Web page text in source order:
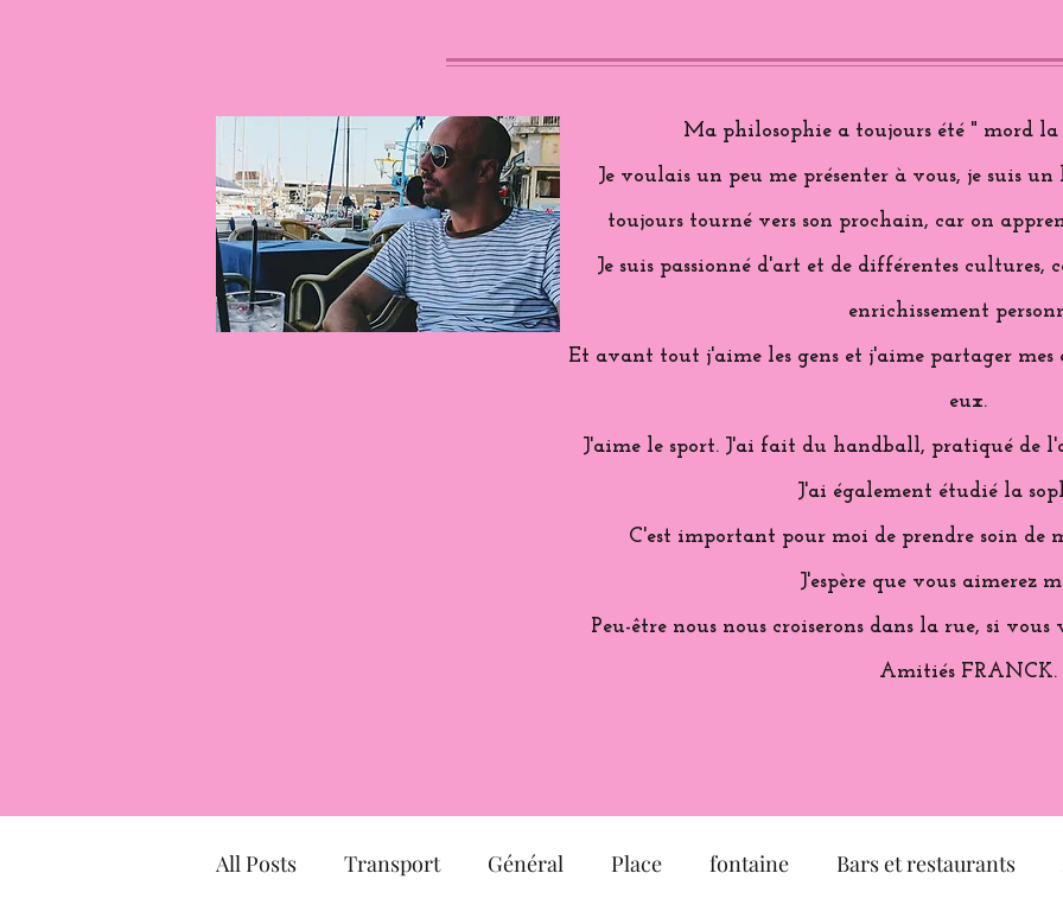
Ma philosophie a toujours été " mord
Je voulais un peu me présenter à vous, je suis
toujours tourné vers son prochain, car on
Je suis passionné d'art et de différentes cultures,
enrichissement
Et avant tout j'aime les gens et j'aime partager mes
eux.
J'aime le sport. J'ai fait du handball, pratiqué de
J'ai également étudié la
C'est important pour moi de prendre soin de
J'espère que vous aimerez
Peu-être nous nous croiserons dans la rue, si
Amitiés FRANCK.
All Posts Transport Général Place fontaine Bars et restaurants